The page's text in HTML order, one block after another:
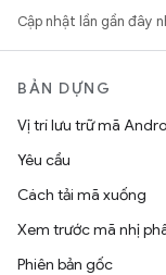
Cập nhật lần gần đây
BẢN DỰNG
Vị trí lưu trữ mã
Yêu cầu
Cách tải mã xuống
Xem trước mã nhị
Phiên bản gốc